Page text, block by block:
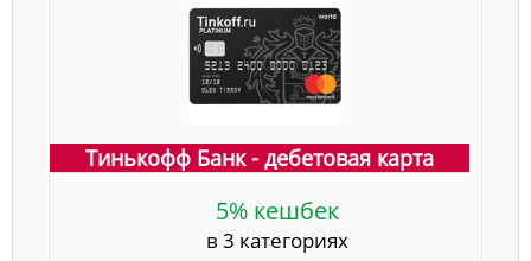
Тинькофф Банк - дебетовая карта
5% кешбек
в 3 категориях